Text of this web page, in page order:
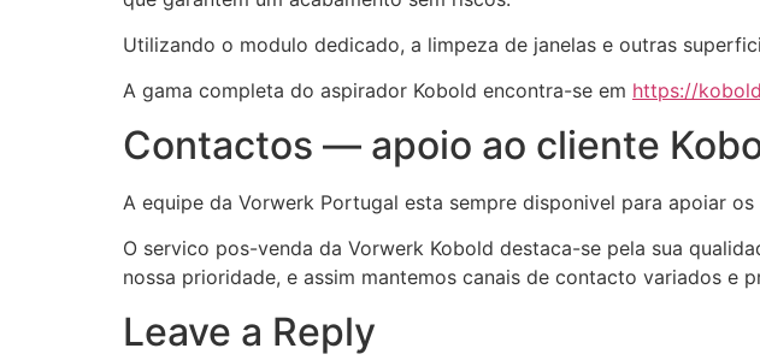
Utilizando o modulo dedicado, a limpeza de janelas e outras
A gama completa do aspirador Kobold encontra-se em https://
Contactos — apoio ao cliente
A equipe da Vorwerk Portugal esta sempre disponivel para apoiar
O servico pos-venda da Vorwerk Kobold destaca-se pela sua
nossa prioridade, e assim mantemos canais de contacto variados e
Leave a Reply